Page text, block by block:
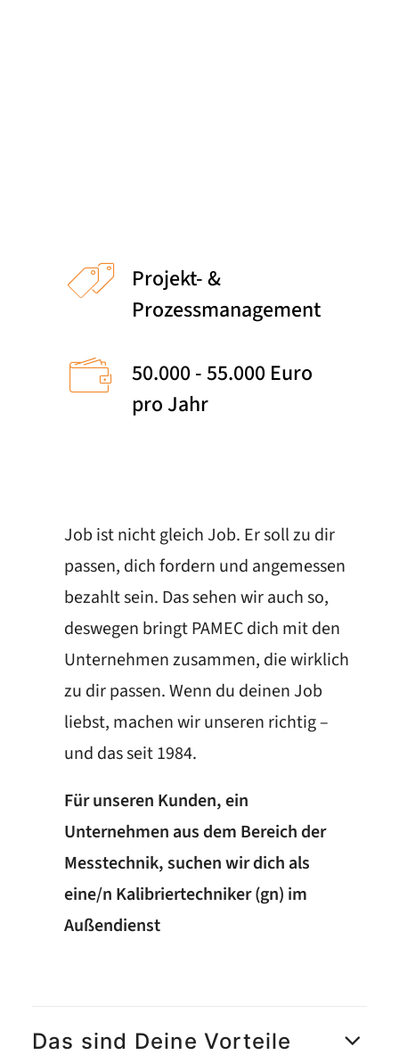
Projekt- &
Prozessmanagement
50.000 - 55.000 Euro
pro Jahr
Job ist nicht gleich Job. Er soll zu dir
passen, dich fordern und angemessen
bezahlt sein. Das sehen wir auch so,
deswegen bringt PAMEC dich mit den
Unternehmen zusammen, die wirklich
zu dir passen. Wenn du deinen Job
liebst, machen wir unseren richtig –
und das seit 1984.
Für unseren Kunden, ein
Unternehmen aus dem Bereich der
Messtechnik, suchen wir dich als
eine/n Kalibriertechniker (gn) im
Außendienst
Das sind Deine Vorteile